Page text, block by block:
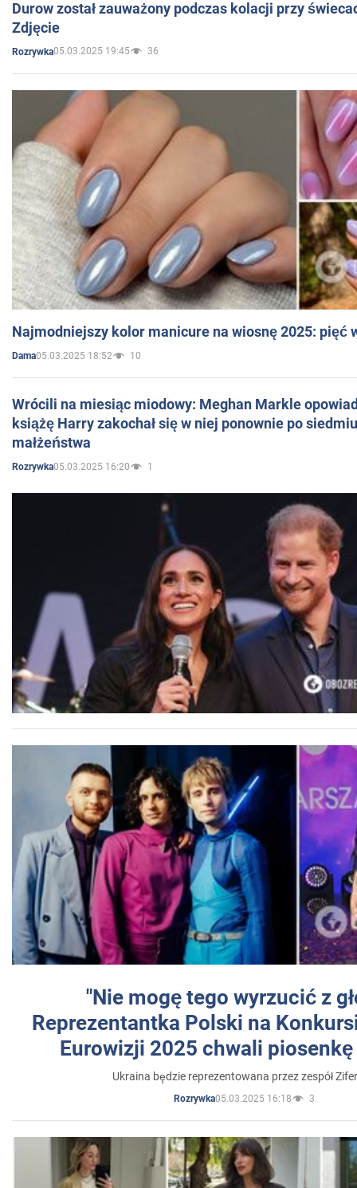
Durow został zauważony podczas kolacji przy
Zdjęcie
Rozrywka05.03.2025 19:45 36
Najmodniejszy kolor manicure na wiosnę 2025: pięć
Dama05.03.2025 18:52 10
Wrócili na miesiąc miodowy: Meghan Markle
książę Harry zakochał się w niej ponownie po
małżeństwa
Rozrywka05.03.2025 16:20 1
"Nie mogę tego wyrzucić z
Reprezentantka Polski na
Eurowizji 2025 chwali
Ukraina będzie reprezentowana przez zespół
Rozrywka05.03.2025 16:18 3